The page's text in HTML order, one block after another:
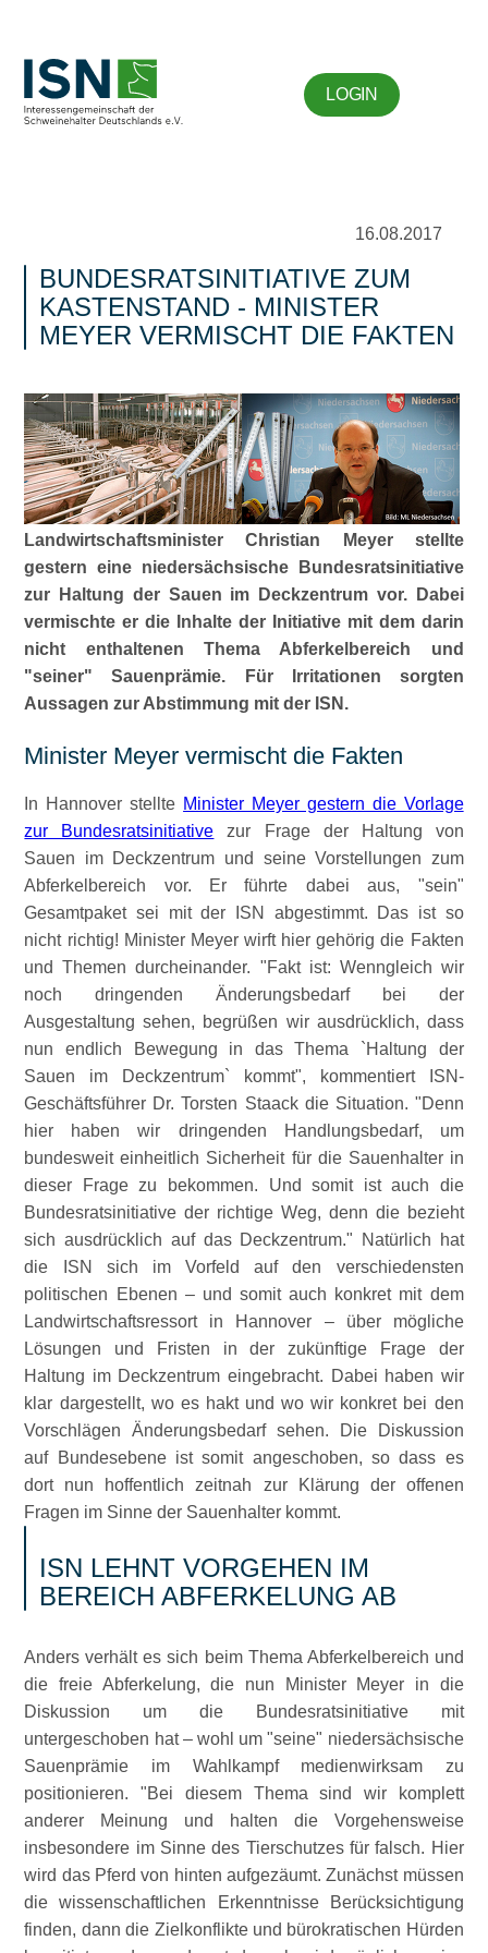
LOGIN
16.08.2017
BUNDESRATSINITIATIVE ZUM
KASTENSTAND - MINISTER
MEYER VERMISCHT DIE FAKTEN
Landwirtschaftsminister Christian Meyer stellte
gestern eine niedersächsische Bundesratsinitiative
zur Haltung der Sauen im Deckzentrum vor. Dabei
vermischte er die Inhalte der Initiative mit dem darin
nicht enthaltenen Thema Abferkelbereich und
seiner
Sauenprämie. Für Irritationen sorgten
Aussagen zur Abstimmung mit der ISN.
Minister Meyer vermischt die Fakten
In Hannover stellte Minister Meyer gestern die Vorlage
zur Bundesratsinitiative zur Frage der Haltung von
Sauen im Deckzentrum und seine Vorstellungen zum
Abferkelbereich vor. Er führte dabei aus,
sein
Gesamtpaket sei mit der ISN abgestimmt. Das ist so
nicht richtig! Minister Meyer wirft hier gehörig die Fakten
und Themen durcheinander.
Fakt ist: Wenngleich wir
noch dringenden Änderungsbedarf bei der
Ausgestaltung sehen, begrüßen wir ausdrücklich, dass
nun endlich Bewegung in das Thema `Haltung der
Sauen im Deckzentrum` kommt , kommentiert ISN-
Geschäftsführer Dr. Torsten Staack die Situation.
Denn
hier haben wir dringenden Handlungsbedarf, um
bundesweit einheitlich Sicherheit für die Sauenhalter in
dieser Frage zu bekommen. Und somit ist auch die
Bundesratsinitiative der richtige Weg, denn die bezieht
sich ausdrücklich auf das Deckzentrum.
Natürlich hat
die ISN sich im Vorfeld auf den verschiedensten
politischen Ebenen – und somit auch konkret mit dem
Landwirtschaftsressort in Hannover – über mögliche
Lösungen und Fristen in der zukünftige Frage der
Haltung im Deckzentrum eingebracht. Dabei haben wir
klar dargestellt, wo es hakt und wo wir konkret bei den
Vorschlägen Änderungsbedarf sehen. Die Diskussion
auf Bundesebene ist somit angeschoben, so dass es
dort nun hoffentlich zeitnah zur Klärung der offenen
Fragen im Sinne der Sauenhalter kommt.
ISN LEHNT VORGEHEN IM
BEREICH ABFERKELUNG AB
Anders verhält es sich beim Thema Abferkelbereich und
die freie Abferkelung, die nun Minister Meyer in die
Diskussion um die Bundesratsinitiative mit
untergeschoben hat – wohl um seine
niedersächsische
Sauenprämie im Wahlkampf medienwirksam zu
positionieren. Bei diesem Thema sind wir komplett
anderer Meinung und halten die Vorgehensweise
insbesondere im Sinne des Tierschutzes für falsch. Hier
wird das Pferd von hinten aufgezäumt. Zunächst müssen
die wissenschaftlichen Erkenntnisse Berücksichtigung
finden, dann die Zielkonflikte und bürokratischen Hürden